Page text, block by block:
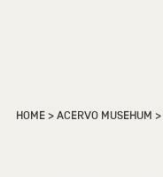
HOME>ACERVO MUSEHUM >